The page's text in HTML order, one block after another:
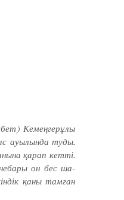
Кемеңгерұлы
ауылында туды.
қарап кетті.
он бес ша­
қаны тамған